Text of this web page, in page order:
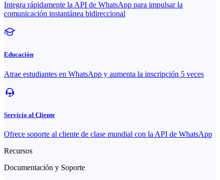
Integra rápidamente la API de WhatsApp para impulsar la
comunicación instantánea bidireccional
Educación
Atrae estudiantes en WhatsApp y aumenta la inscripción 5 veces
Servicio al Cliente
Ofrece soporte al cliente de clase mundial con la API de WhatsApp
Recursos
Documentación y Soporte